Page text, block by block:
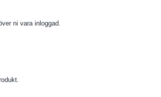
ni vara inloggad.